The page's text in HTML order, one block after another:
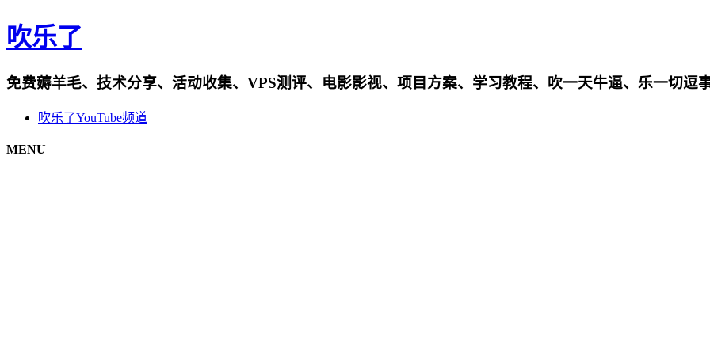
吹乐了
免费薅羊毛、技术分享、活动收集、VPS测评、电影影视、项目方案、学习教程、吹一天牛逼、乐一切逗
吹乐了YouTube频道
MENU